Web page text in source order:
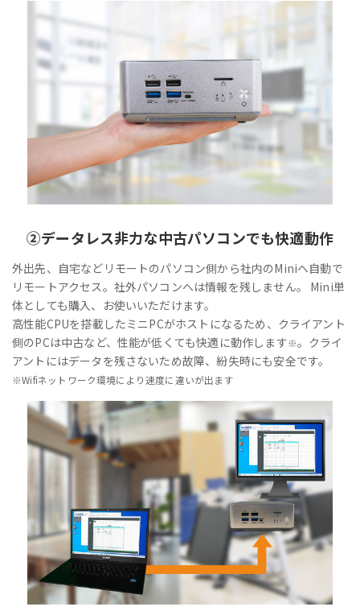
②データレス非力な中古パソコンでも快適動作
外出先、自宅などリモートのパソコン側から社内のMiniへ自動で
リモートアクセス。社外パソコンへは情報を残しません。 Mini単
体としても購入、お使いいただけます。
高性能CPUを搭載したミニPCがホストになるため、クライアント
側のPCは中古など、性能が低くても快適に動作します※。クライ
アントにはデータを残さないため故障、紛失時にも安全です。
※Wifiネットワーク環境により速度に違いが出ます